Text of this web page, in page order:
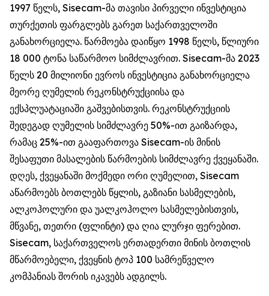
1997 წელს, Sisecam-მა თავისი პირველი ინვესტიცია
თურქეთის ფარგლებს გარეთ საქართველოში
განახორციელა. წარმოება დაიწყო 1998 წელს, წლიური
18 000 ტონა საწარმოო სიმძლავრით. Sisecam-მა 2023
წელს 20 მილიონი ევროს ინვესტიცია განახორციელა
მეორე ღუმელის რეკონსტრუქციისა და
ექსპლუატაციაში გაშვებისთვის. რეკონსტრუქციის
შედეგად ღუმელის სიმძლავრე 50%-ით გაიზარდა,
რამაც 25%-ით გააფართოვა Sisecam-ის მინის
შესაფუთი მასალების წარმოების სიმძლავრე ქვეყანაში.
დღეს, ქვეყანაში მოქმედი ორი ღუმელით, Sisecam
აწარმოებს ბოთლებს წყლის, გაზიანი სასმელების,
ალკოჰოლური და უალკოჰოლო სასმელებისთვის,
მწვანე, თეთრი (ფლინტი) და ღია ლურჯი ფერებით.
Sisecam, საქართველოს ერთადერთი მინის ბოთლის
მწარმოებელი, ქვეყნის ტოპ 100 სამრეწველო
კომპანიას შორის იკავებს ადგილს.